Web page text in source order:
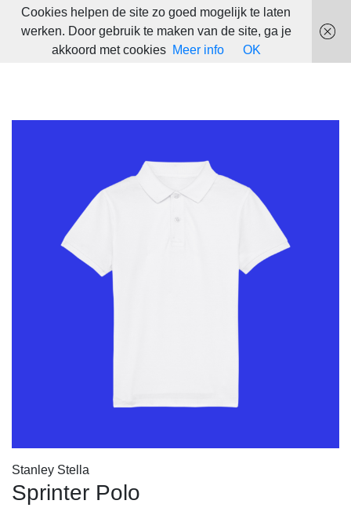
Stanley Stella
Sprinter Polo
Cookies helpen de site zo goed mogelijk te laten
werken. Door gebruik te maken van de site, ga je
akkoord met cookies
Meer info OK